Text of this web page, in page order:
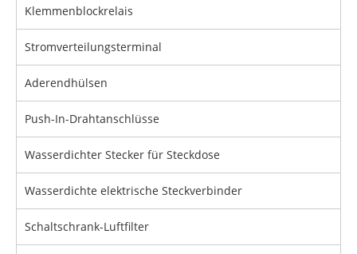
Klemmenblockrelais
Stromverteilungsterminal
Aderendhülsen
Push-In-Drahtanschlüsse
Wasserdichter Stecker für Steckdose
Wasserdichte elektrische Steckverbinder
Schaltschrank-Luftfilter